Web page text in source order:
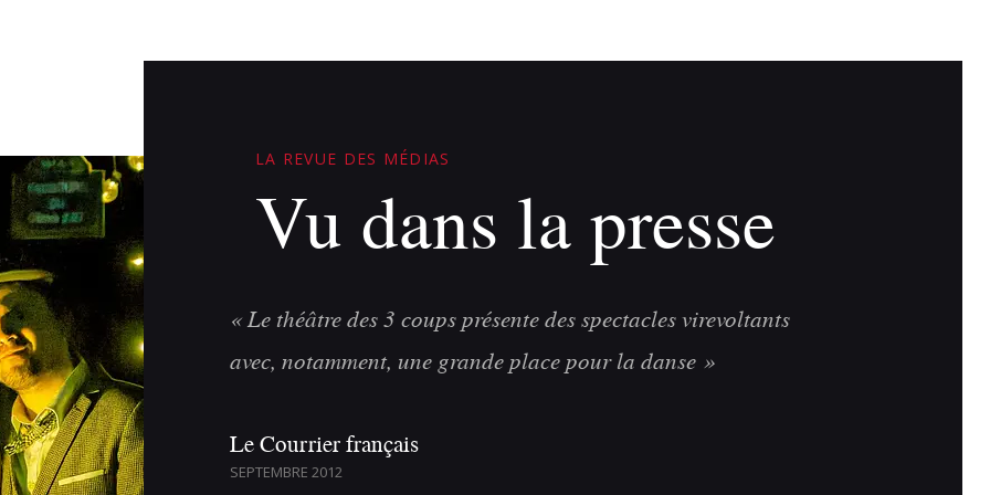
LA REVUE DES MÉDIAS
Vu dans la presse
« Le théâtre des 3 coups présente des spectacles virevoltants
avec, notamment, une grande place pour la danse »
Le Courrier français
SEPTEMBRE 2012